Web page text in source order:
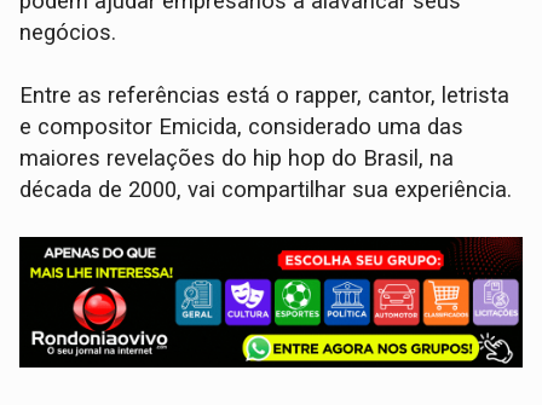
negócios.
Entre as referências está o rapper, cantor, letrista
e compositor Emicida, considerado uma das
maiores revelações do hip hop do Brasil, na
década de 2000, vai compartilhar sua experiência.